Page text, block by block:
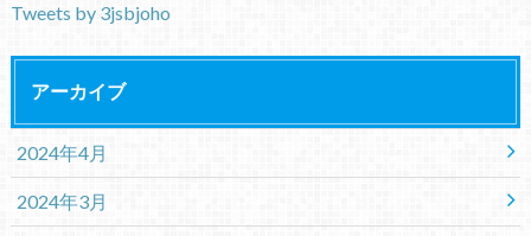
Tweets by 3jsbjoho
アーカイブ
2024年4月
2024年3月